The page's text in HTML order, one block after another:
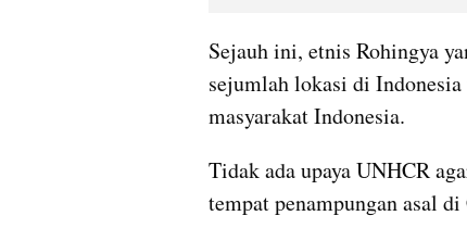
Sejauh ini, etnis Rohingya
sejumlah lokasi di
masyarakat Indonesia.
Tidak ada upaya UNHCR
tempat penampungan asal di